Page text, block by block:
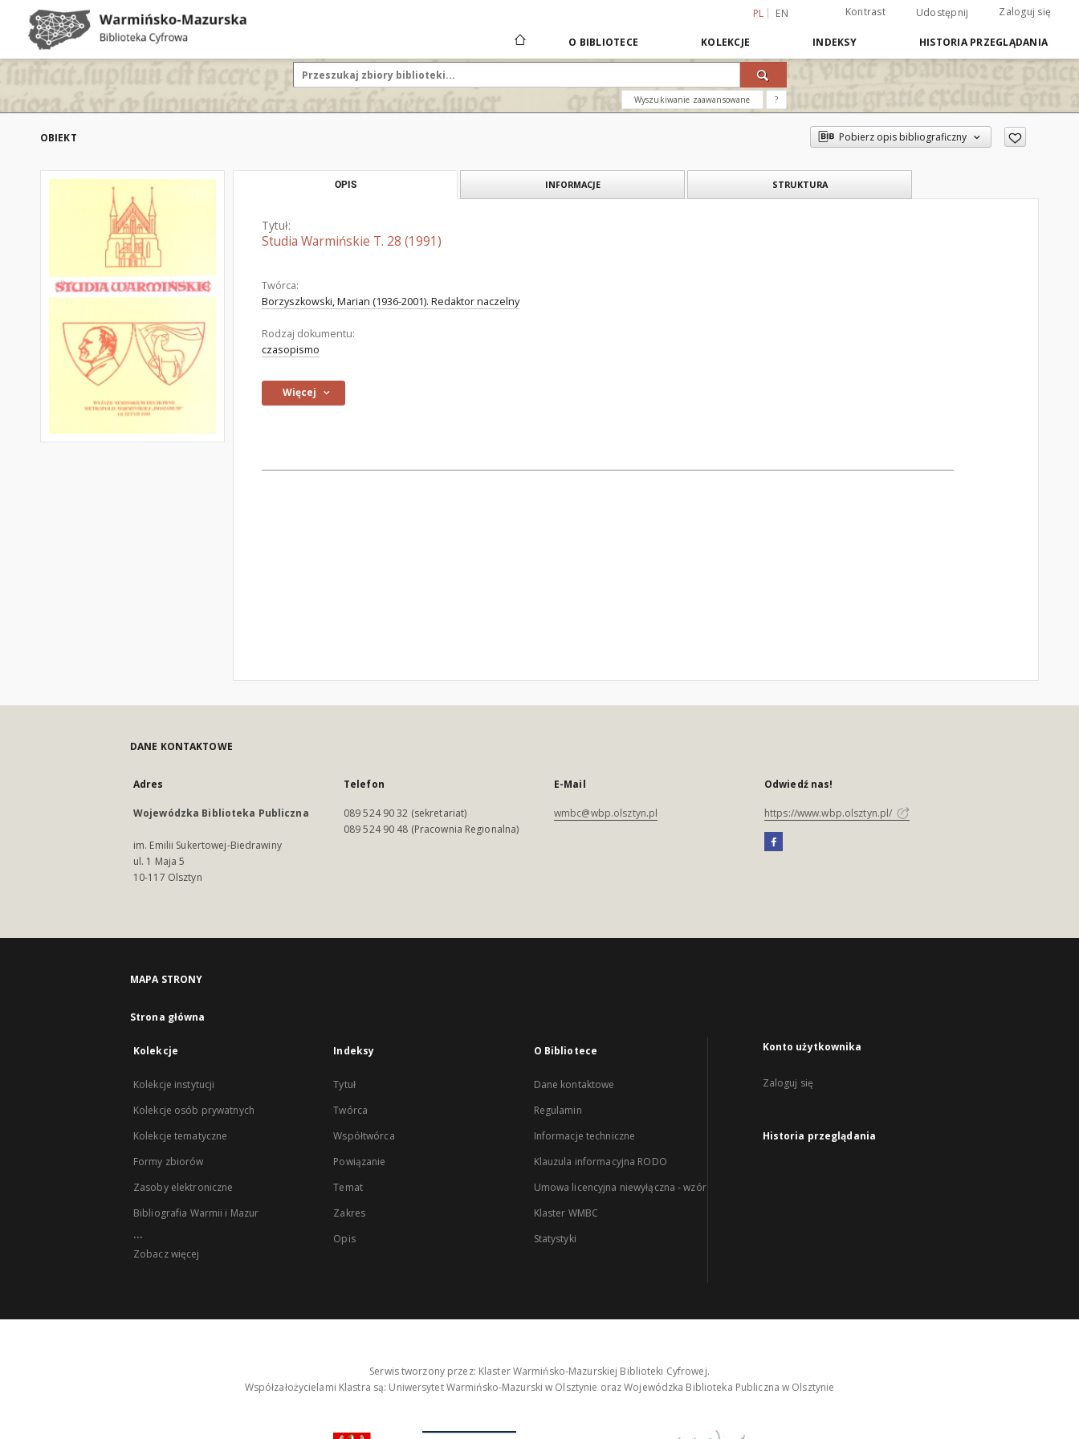
PL EN Kontrast Udostępnij Zaloguj się
O BIBLIOTECE KOLEKCJE INDEKSY HISTORIA PRZEGLĄDANIA
Wyszukiwanie zaawansowane ?
OBIEKT Pobierz opis bibliograficzny
OPIS INFORMACJE STRUKTURA
Tytuł:
Studia Warmińskie T. 28 (1991)
Twórca:
Borzyszkowski, Marian (1936-2001). Redaktor naczelny
Rodzaj dokumentu:
czasopismo
Więcej
DANE KONTAKTOWE
Adres
Wojewódzka Biblioteka Publiczna
im. Emilii Sukertowej-Biedrawiny
ul. 1 Maja 5
10-117 Olsztyn
Telefon
089 524 90 32 (sekretariat)
089 524 90 48 (Pracownia Regionalna)
E-Mail
wmbc@wbp.olsztyn.pl
Odwiedź nas!
https://www.wbp.olsztyn.pl/
MAPA STRONY
Strona główna
Kolekcje
Kolekcje instytucji
Kolekcje osób prywatnych
Kolekcje tematyczne
Formy zbiorów
Zasoby elektroniczne
Bibliografia Warmii i Mazur
...
Zobacz więcej
Indeksy
Tytuł
Twórca
Współtwórca
Powiązanie
Temat
Zakres
Opis
O Bibliotece
Dane kontaktowe
Regulamin
Informacje techniczne
Klauzula informacyjna RODO
Umowa licencyjna niewyłączna - wzór
Klaster WMBC
Statystyki
Konto użytkownika
Zaloguj się
Historia przeglądania
Serwis tworzony przez: Klaster Warmińsko-Mazurskiej Biblioteki Cyfrowej.
Współzałożycielami Klastra są: Uniwersytet Warmińsko-Mazurski w Olsztynie oraz Wojewódzka Biblioteka Publiczna w Olsztynie